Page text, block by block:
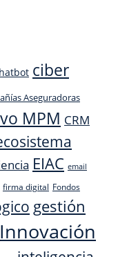
ciber
Aseguradoras
MPM CRM
EIAC email
firma digital Fondos
gestión
Innovación